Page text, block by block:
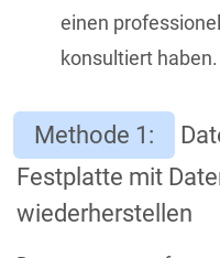
einen
konsultiert haben.
Methode 1:
Festplatte mit
wiederherstellen